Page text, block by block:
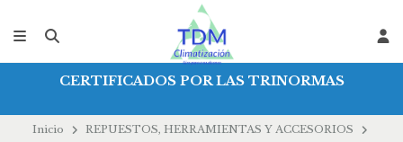
CERTIFICADOS POR LAS TRINORMAS
Inicio
REPUESTOS, HERRAMIENTAS Y ACCESORIOS